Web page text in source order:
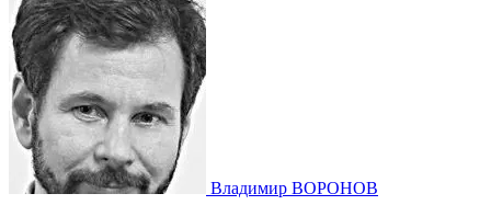
Владимир ВОРОНОВ